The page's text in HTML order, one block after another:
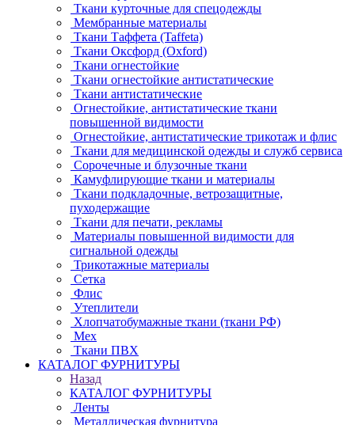
Ткани курточные для спецодежды
Мембранные материалы
Ткани Таффета (Taffeta)
Ткани Оксфорд (Oxford)
Ткани огнестойкие
Ткани огнестойкие антистатические
Ткани антистатические
Огнестойкие, антистатические ткани
повышенной видимости
Огнестойкие, антистатические трикотаж и флис
Ткани для медицинской одежды и служб сервиса
Сорочечные и блузочные ткани
Камуфлирующие ткани и материалы
Ткани подкладочные, ветрозащитные,
пуходержащие
Ткани для печати, рекламы
Материалы повышенной видимости для
сигнальной одежды
Трикотажные материалы
Сетка
Флис
Утеплители
Хлопчатобумажные ткани (ткани РФ)
Мех
Ткани ПВХ
КАТАЛОГ ФУРНИТУРЫ
Назад
КАТАЛОГ ФУРНИТУРЫ
Ленты
Металлическая фурнитура